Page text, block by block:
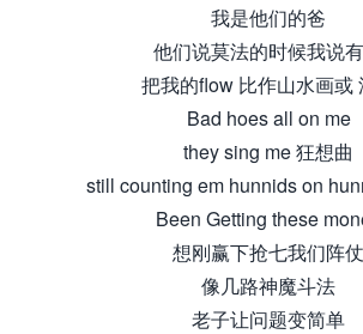
我是他们的爸
他们说莫法的时候我说
把我的flow 比作山水画或
Bad hoes all on me
they sing me 狂想曲
still counting em hunnids on
Been Getting these
想刚赢下抢七我们阵仗
像几路神魔斗法
老子让问题变简单